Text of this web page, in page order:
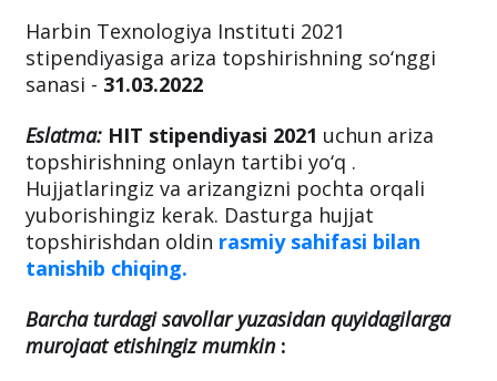
Harbin Texnologiya Instituti 2021
stipendiyasiga ariza topshirishning so‘nggi
sanasi - 31.03.2022
Eslatma: HIT stipendiyasi 2021 uchun ariza
topshirishning onlayn tartibi yo‘q .
Hujjatlaringiz va arizangizni pochta orqali
yuborishingiz kerak. Dasturga hujjat
topshirishdan oldin rasmiy sahifasi bilan
tanishib chiqing.
Barcha turdagi savollar yuzasidan quyidagilarga
murojaat etishingiz mumkin :